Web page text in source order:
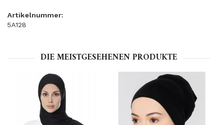
Artikelnummer:
5A128
DIE MEISTGESEHENEN PRODUKTE